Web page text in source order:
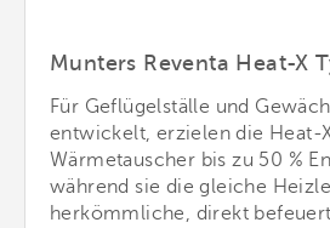
Munters Reventa Heat-X
Für Geflügelställe und
entwickelt, erzielen die Heat-
Wärmetauscher bis zu 50 %
während sie die gleiche
herkömmliche, direkt